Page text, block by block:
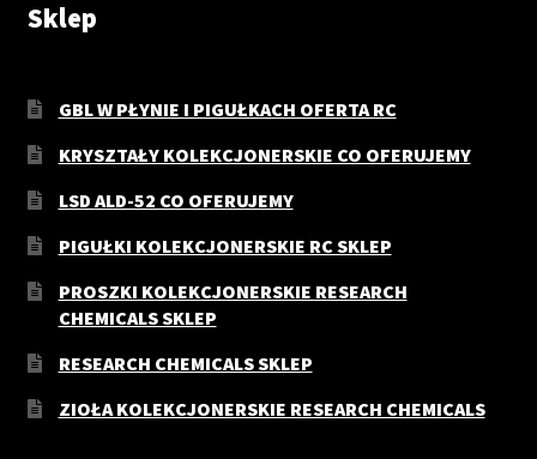
Sklep
GBL W PŁYNIE I PIGUŁKACH OFERTA RC
KRYSZTAŁY KOLEKCJONERSKIE CO OFERUJEMY
LSD ALD-52 CO OFERUJEMY
PIGUŁKI KOLEKCJONERSKIE RC SKLEP
PROSZKI KOLEKCJONERSKIE RESEARCH
CHEMICALS SKLEP
RESEARCH CHEMICALS SKLEP
ZIOŁA KOLEKCJONERSKIE RESEARCH CHEMICALS